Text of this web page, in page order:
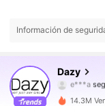
Información de
Dazy
m***4
4,86
14.3M